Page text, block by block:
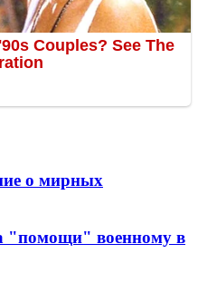
о мирных
военному в